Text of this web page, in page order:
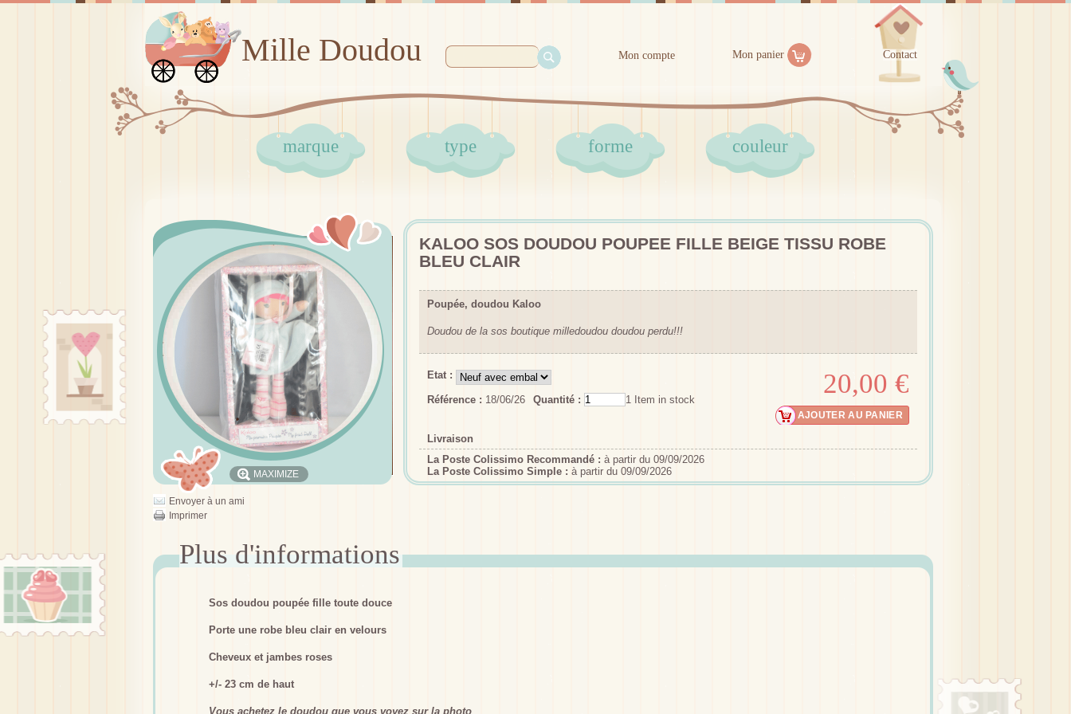
Mille Doudou Mon compte Mon panier Contact
marque type forme couleur
MAXIMIZE
Envoyer à un ami
Imprimer
KALOO SOS DOUDOU POUPEE FILLE BEIGE TISSU ROBE
BLEU CLAIR
Poupée, doudou Kaloo
Doudou de la sos boutique milledoudou doudou perdu!!!
Etat :
Référence : 18/06/26 Quantité : 1 Item in stock
20,00 €
Livraison
La Poste Colissimo Recommandé : à partir du 09/09/2026
La Poste Colissimo Simple : à partir du 09/09/2026
Sos doudou poupée fille toute douce
Porte une robe bleu clair en velours
Cheveux et jambes roses
+/- 23 cm de haut
Vous achetez le doudou que vous voyez sur la photo